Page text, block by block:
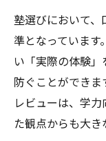
塾選びにおいて
準となっています
い「実際の体験
防ぐことができ
レビューは、学
た観点からも大き